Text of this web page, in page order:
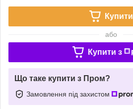
Купити
або
Купити з
Що таке купити з Пром?
Замовлення під захистом